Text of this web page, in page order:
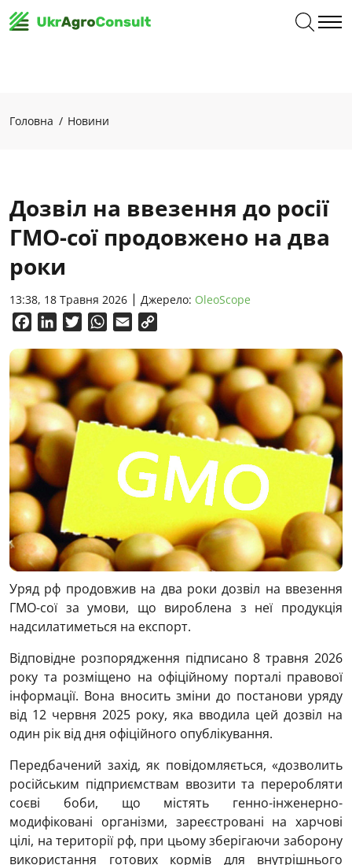
Головна Новини
Дозвіл на ввезення до росії
ГМО-сої продовжено на два
роки
13:38, 18 Травня 2026 Джерело: OleoScope
FacebookLinkedInTwitterWhatsApp
Email
Уряд рф продовжив на два роки дозвіл на ввезення
ГМО-сої за умови, що вироблена з неї продукція
надсилатиметься на експорт.
Відповідне розпорядження підписано 8 травня 2026
року та розміщено на офіційному порталі правової
інформації. Вона вносить зміни до постанови уряду
від 12 червня 2025 року, яка вводила цей дозвіл на
один рік від дня офіційного опублікування.
Передбачений захід, як повідомляється, «дозволить
російським підприємствам ввозити та переробляти
соєві боби, що містять генно-інженерно-
модифіковані організми, зареєстровані на харчові
цілі, на території рф, при цьому зберігаючи заборону
використання готових кормів для внутрішнього